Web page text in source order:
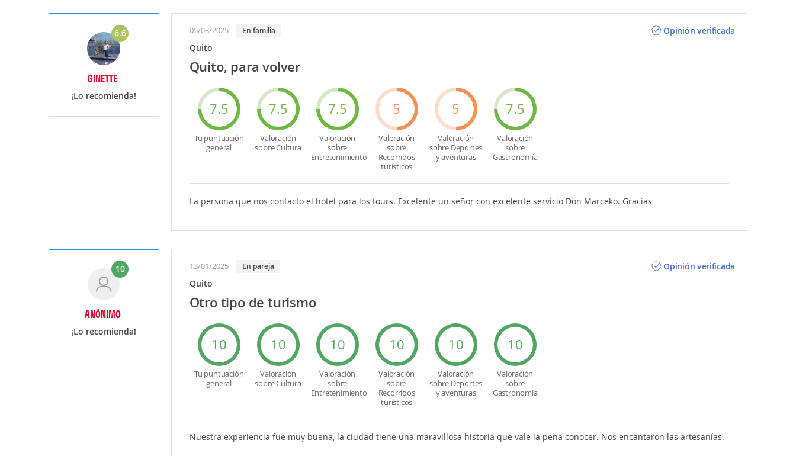
6.6
GINETTE
¡Lo recomienda!
05/03/2025 En familia
Opinión verificada
Quito
Quito, para volver
7.5
Tu puntuación
general
7.5
Valoración
sobre Cultura
7.5
Valoración
sobre
Entretenimiento
5
Valoración
sobre
Recorridos
turísticos
5
Valoración
sobre Deportes
y aventuras
7.5
Valoración
sobre
Gastronomía
La persona que nos contacto el hotel para los tours. Excelente un señor con excelente servicio Don Marceko. Gracias
10
ANÓNIMO
¡Lo recomienda!
13/01/2025 En pareja
Opinión verificada
Quito
Otro tipo de turismo
10
Tu puntuación
general
10
Valoración
sobre Cultura
10
Valoración
sobre
Entretenimiento
10
Valoración
sobre
Recorridos
turísticos
10
Valoración
sobre Deportes
y aventuras
10
Valoración
sobre
Gastronomía
Nuestra experiencia fue muy buena, la ciudad tiene una maravillosa historia que vale la pena conocer. Nos encantaron las artesanías.